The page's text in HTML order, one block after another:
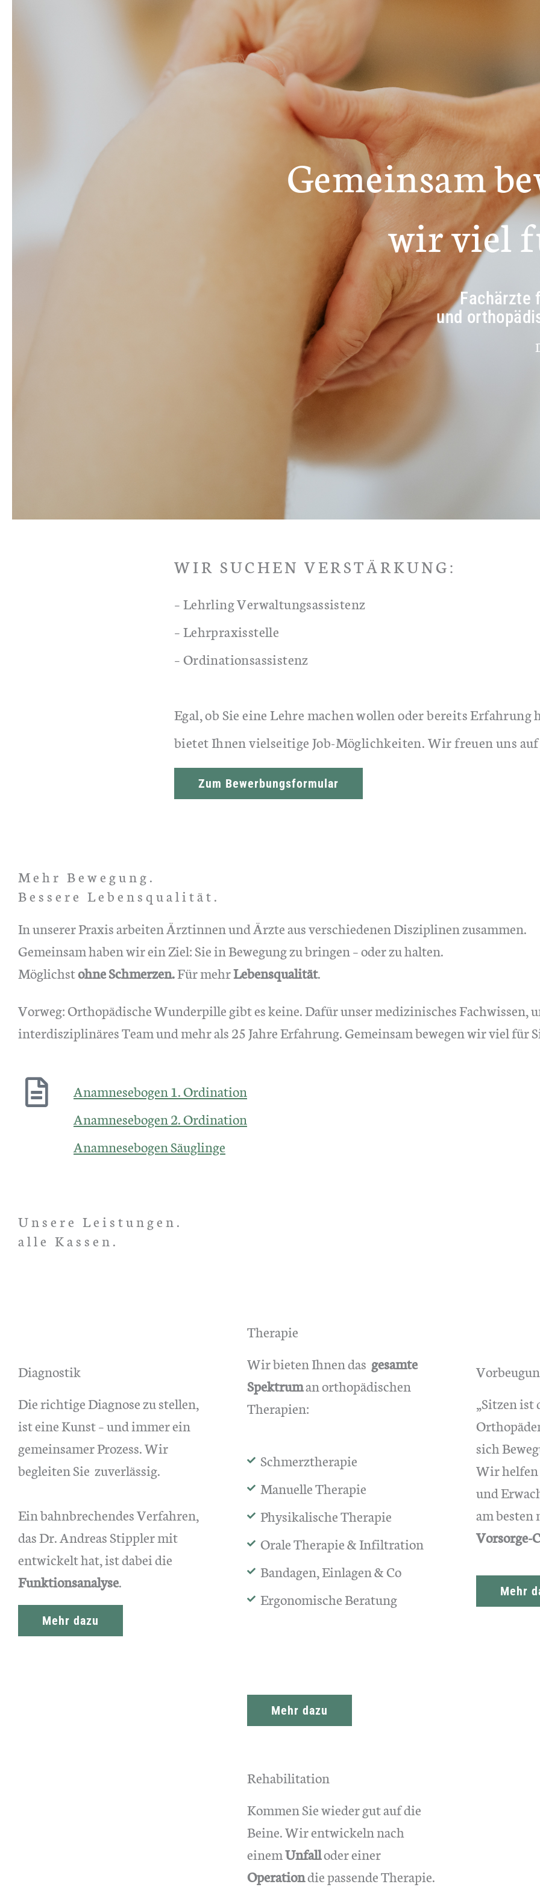
Gemeinsam
wir viel
Fachärzte
und
WIR SUCHEN VERSTÄRKUNG:
– Lehrling Verwaltungsassistenz
– Lehrpraxisstelle
– Ordinationsassistenz
Egal, ob Sie eine Lehre machen wollen oder bereits Erfahrung
bietet Ihnen vielseitige Job-Möglichkeiten. Wir freuen uns
Zum Bewerbungsformular
Mehr Bewegung.
Bessere Lebensqualität.
In unserer Praxis arbeiten Ärztinnen und Ärzte aus verschiedenen Disziplinen zusammen.
Gemeinsam haben wir ein Ziel: Sie in Bewegung zu bringen – oder zu halten.
Möglichstohne Schmerzen.Für mehrLebensqualität.
Vorweg: Orthopädische Wunderpille gibt es keine. Dafür unser medizinisches Fachwissen,
interdisziplinäres Team und mehr als 25 Jahre Erfahrung. Gemeinsam bewegen wir viel für
Anamnesebogen 1. Ordination
Anamnesebogen2. Ordination
Anamnesebogen Säuglinge
Unsere Leistungen.
alle Kassen.
Diagnostik
Die richtige Diagnose zu stellen,
ist eine Kunst – und immer ein
gemeinsamer Prozess. Wir
begleiten Sie zuverlässig.
Ein bahnbrechendes Verfahren,
das Dr. Andreas Stippler mit
entwickelt hat, ist dabei die
Funktionsanalyse.
Mehr dazu
Therapie
Wir bieten Ihnen das gesamte
Spektruman orthopädischen
Therapien:
Schmerztherapie
Manuelle Therapie
Physikalische Therapie
Orale Therapie & Infiltration
Bandagen, Einlagen & Co
Ergonomische Beratung
Mehr dazu
Rehabilitation
Kommen Sie wieder gut auf die
Beine. Wir entwickeln nach
einemUnfalloder einer
Operationdie passende Therapie.
„Sitzen ist
sich
Wir helfen
und
am
Vorsorge-
Mehr